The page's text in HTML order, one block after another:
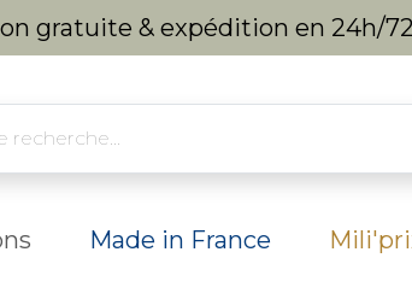
gratuite & expédition en 24h/
Made in France